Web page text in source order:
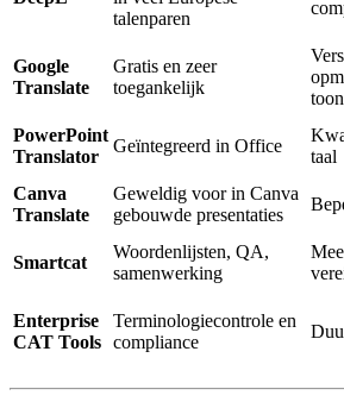
talenparen
Google
Translate
Gratis en zeer
toegankelijk
toon
PowerPoint
Translator
Geïntegreerd in Office
taal
Canva
Translate
Geweldig voor in Canva
gebouwde presentaties
Smartcat
Woordenlijsten, QA,
samenwerking
Enterprise
CAT Tools
Terminologiecontrole en
compliance